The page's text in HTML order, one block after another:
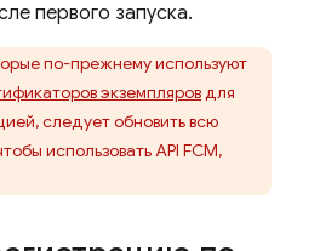
первого запуска.
по-прежнему используют
экземпляровдля
следует обновить всю
использовать API FCM,